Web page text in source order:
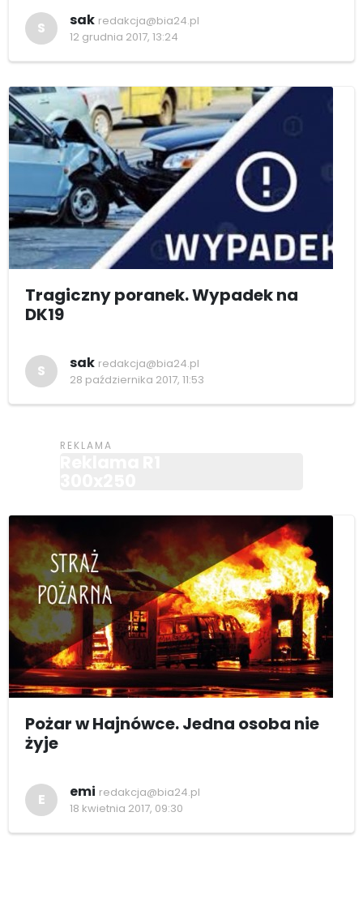
S sak redakcja@bia24.pl
12 grudnia 2017, 13:24
Tragiczny poranek. Wypadek na
DK19
S sak redakcja@bia24.pl
28 października 2017, 11:53
Pożar w Hajnówce. Jedna osoba nie
żyje
E emi redakcja@bia24.pl
18 kwietnia 2017, 09:30